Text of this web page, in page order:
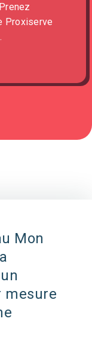
Proxiserve
Mon
mesure